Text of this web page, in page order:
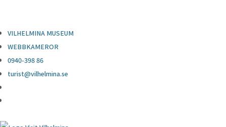
VILHELMINA MUSEUM
WEBBKAMEROR
0940-398 86
turist@vilhelmina.se